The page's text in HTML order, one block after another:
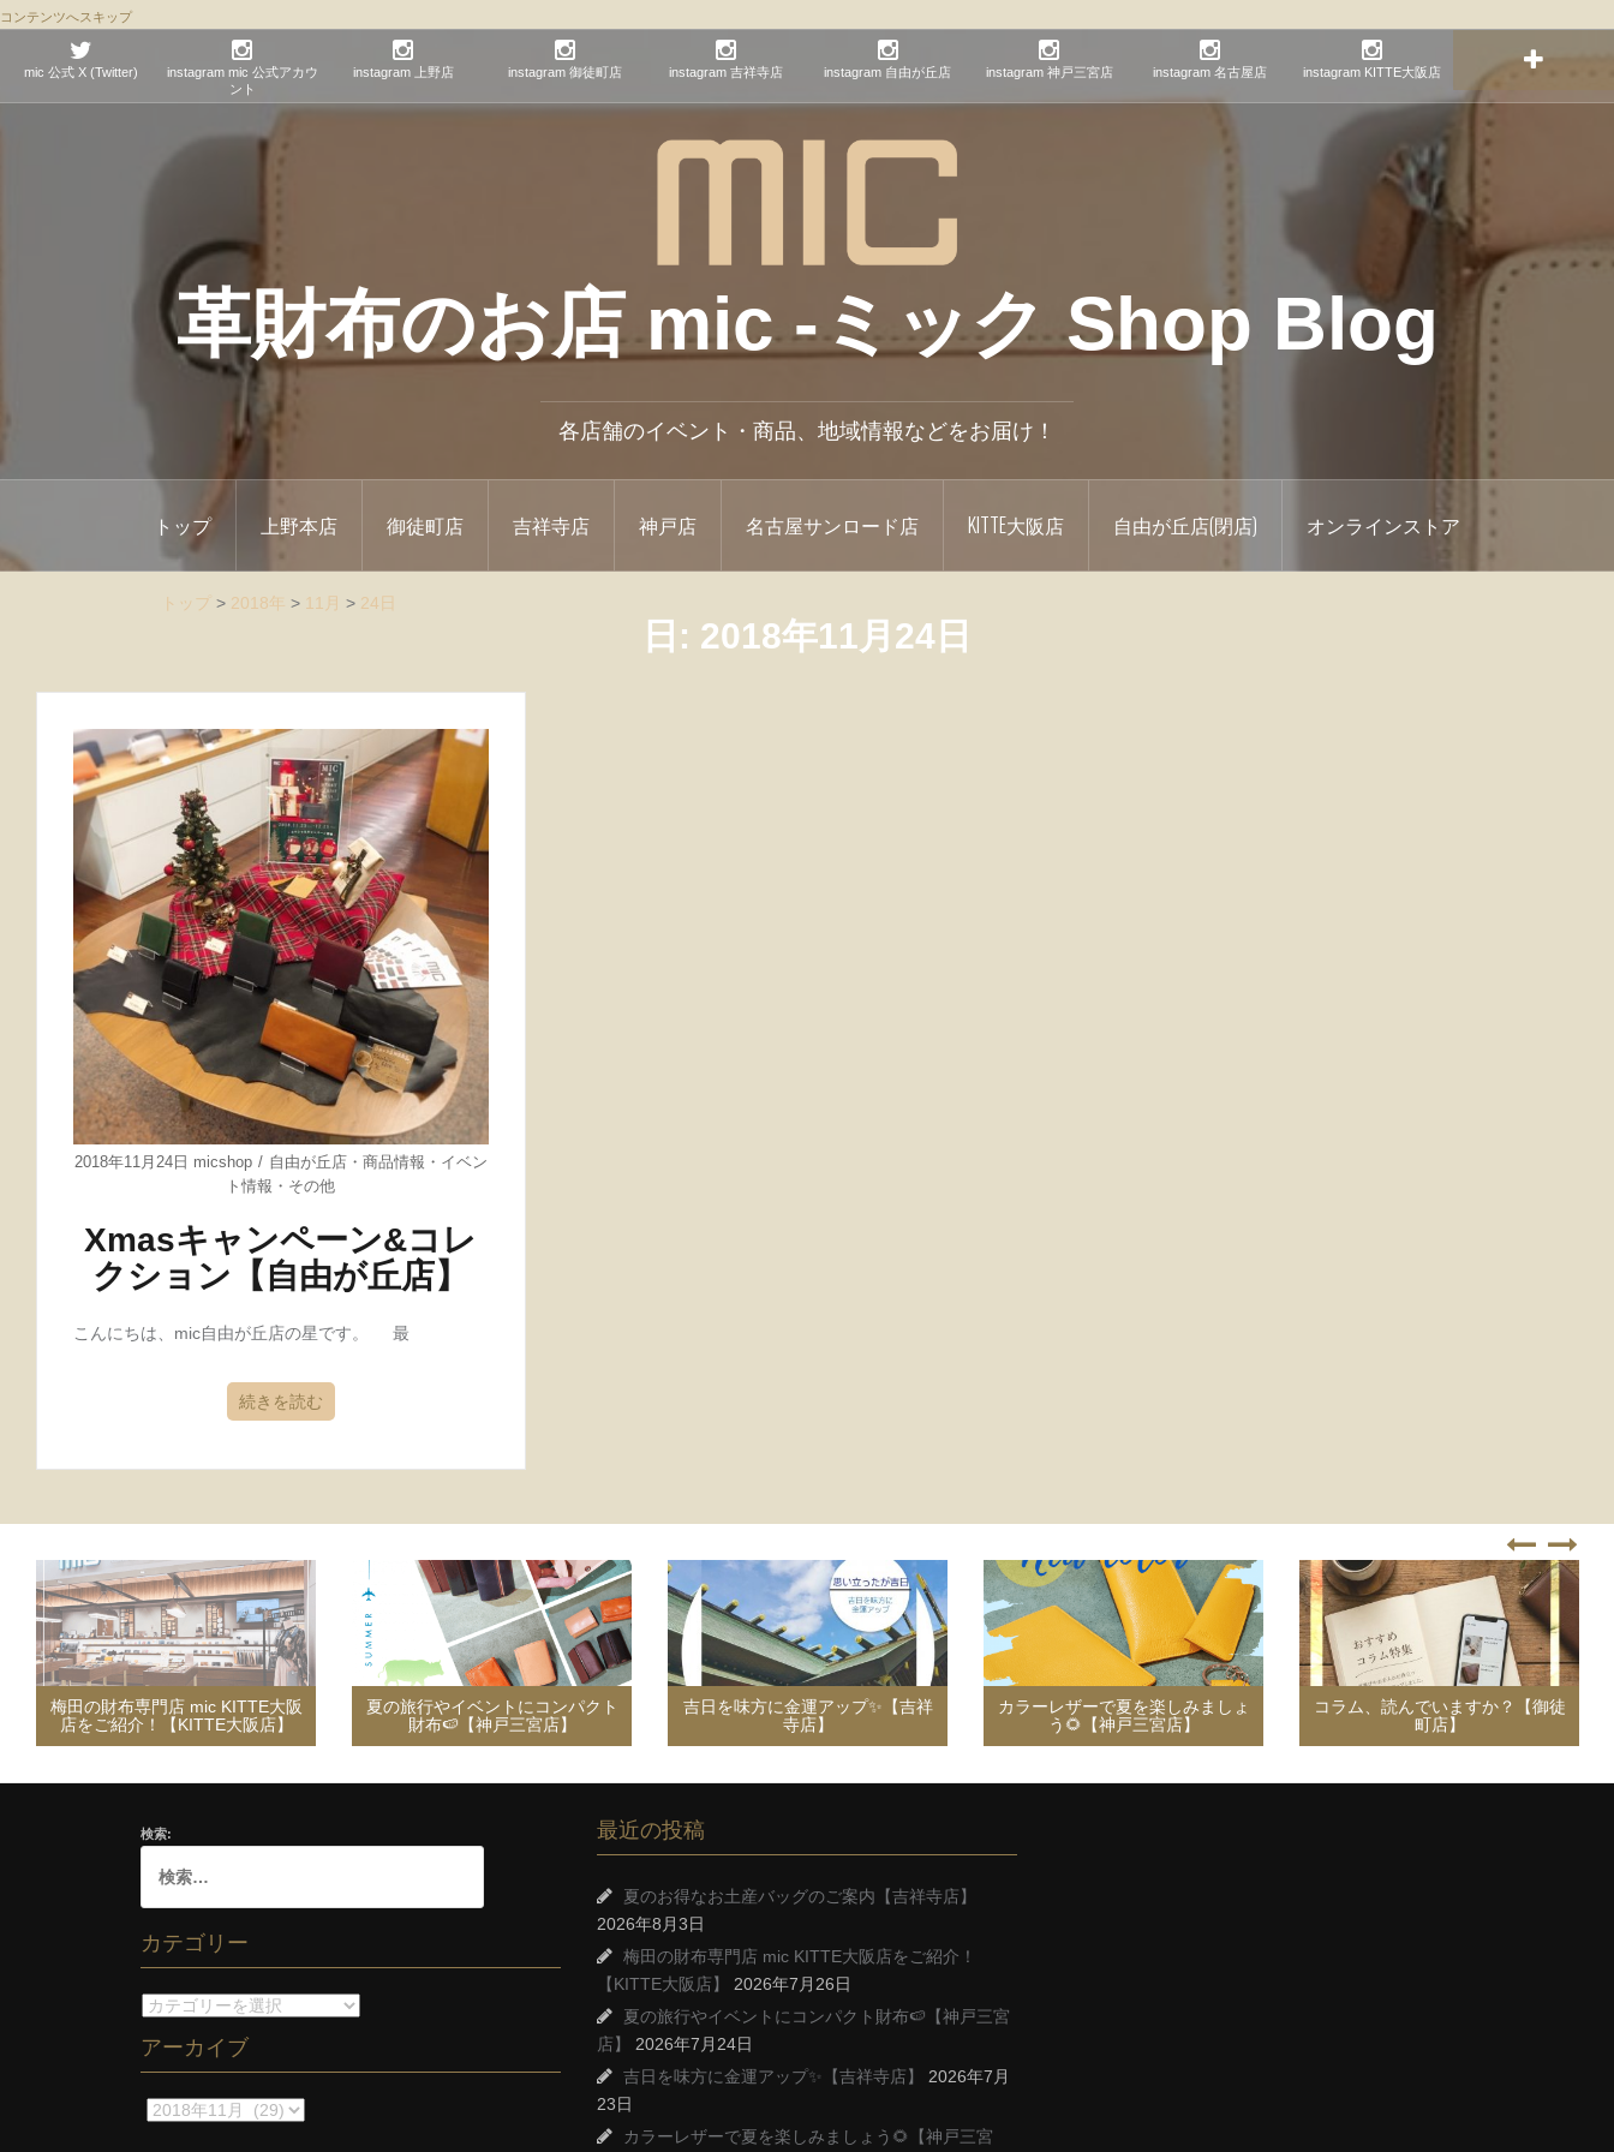
コンテンツへスキップ
mic 公式 X (Twitter)
instagram mic 公式アカウ
ント
instagram 上野店 instagram 御徒町店 instagram 吉祥寺店 instagram 自由が丘店 instagram 神戸三宮店 instagram 名古屋店 instagram KITTE大阪店
革財布のお店 mic -ミック Shop Blog
各店舗のイベント・商品、地域情報などをお届け！
トップ 上野本店 御徒町店 吉祥寺店 神戸店 名古屋サンロード店 KITTE大阪店 自由が丘店(閉店) オンラインストア
トップ > 2018年 > 11月 > 24日
日: 2018年11月24日
2018年11月24日 micshop 自由が丘店・ 商品情報 ・ イベン
ト情報 ・ その他
Xmasキャンペーン&コレ
クション【自由が丘店】
こんにちは、mic自由が丘店の星です。 最
続きを読む
梅田の財布専門店 mic KITTE大阪
店をご紹介！【KITTE大阪店】
夏の旅行やイベントにコンパクト
財布🍉【神戸三宮店】
吉日を味方に金運アップ✨【吉祥
寺店】
カラーレザーで夏を楽しみましょ
う🌻【神戸三宮店】
コラム、読んでいますか？【御徒
町店】
検索:
カテゴリー
カ
ゴ
リ
ー
アーカイブ
ア
最近の投稿
夏のお得なお土産バッグのご案内【吉祥寺店】
2026年8月3日
梅田の財布専門店 mic KITTE大阪店をご紹介！
【KITTE大阪店】
2026年7月26日
夏の旅行やイベントにコンパクト財布🍉【神戸三宮
店】
2026年7月24日
吉日を味方に金運アップ✨【吉祥寺店】
2026年7月
23日
カラーレザーで夏を楽しみましょう🌻【神戸三宮